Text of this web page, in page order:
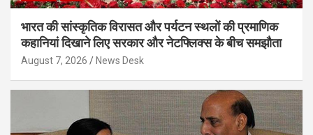
भारत की सांस्कृतिक विरासत और पर्यटन स्थलों की प्रमाणिक
कहानियां दिखाने लिए सरकार और नेटफ्लिक्स के बीच समझौता
August 7, 2026 News Desk